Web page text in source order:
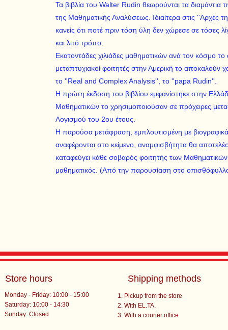
Τα βιβλία του Walter Rudin θεωρούνται τα διαμάντια
της Μαθηματικής Αναλύσεως. Ιδιαίτερα στις ''Αρχές
κανείς ότι ποτέ πριν τόση ύλη δεν χώρεσε σε τόσες
και λιτό τρόπο.
Εκατοντάδες χιλιάδες μαθηματικών ανά τον κόσμο
μεταπτυχιακοί φοιτητές στην Αμερική το αποκαλούν
το ''Real and Complex Analysis'', το ''papa Rudin''.
Η πρώτη έκδοση του βιβλίου εμφανίστηκε στην
Μαθηματικών το χρησιμοποιούσαν σε πρόχειρες
Λογισμού του 2ου έτους.
Η παρούσα μετάφραση, εμπλουτισμένη με
αναφέρονται στο κείμενο, αναμφισβήτητα θα
καταφεύγει κάθε σοβαρός φοιτητής των
μαθηματικός. (Από την παρουσίαση στο
Store hours
Monday - Friday: 10:00 - 15:00
Saturday: 10:00 - 14:30
​Sunday: Closed
Shipping methods
Pickup from the store
With EL.TA.
With a courier office